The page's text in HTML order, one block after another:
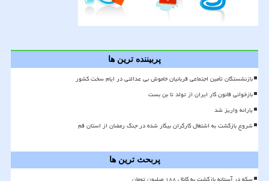
پربیننده ترین ها
بازنشستگان تأمین اجتماعی قربانیان خاموش بی عدالتی در ایام سخت کشور
بازخوانی قانون کار ایران از تولد تا بن بست
یارانه واریز شد
شروع بازگشت به اشتغال کارگران بیکار شده در جنگ رمضان از استان قم
پربحث ترین ها